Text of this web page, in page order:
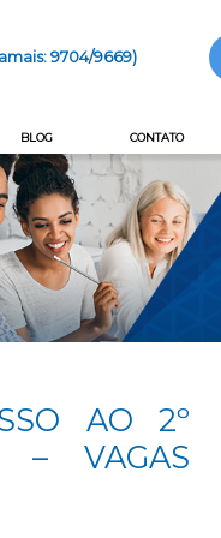
9704/9669)
BLOG CONTATO
AO 2º
– VAGAS